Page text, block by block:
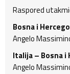
Raspored
Bosna i
Angelo
Italija – Bosna i
Angelo